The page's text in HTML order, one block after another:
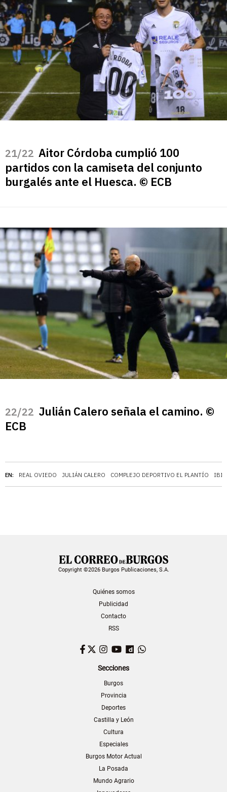
EN: REAL OVIEDO JULIÁN CALERO COMPLEJO DEPORTIVO EL PLANTÍO
/22 Aitor Córdoba cumplió 100
partidos con la camiseta del conjunto
burgalés ante el Huesca. © ECB
/22 Julián Calero señala el camino. ©
ECB
Copyright ©2026 Burgos Publicaciones, S.A.
Quiénes somos
Publicidad
Contacto
RSS
Facebook
TwitterInstagram
YouTubeDailymotion
Secciones
Burgos
Provincia
Deportes
Castilla y León
Cultura
Especiales
Burgos Motor Actual
La Posada
Mundo Agrario